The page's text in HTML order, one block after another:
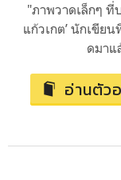
"ภาพวาดเล็กๆ ที่
แก้วเกต’ นักเขีย
ดมาแ
อ่านตัว